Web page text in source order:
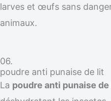
larves et œufs sans
animaux.
06.
poudre anti punaise de lit
La poudre anti punaise